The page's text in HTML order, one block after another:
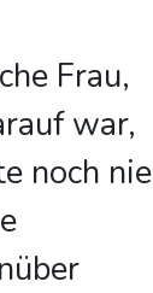
Frau,
war,
noch nie